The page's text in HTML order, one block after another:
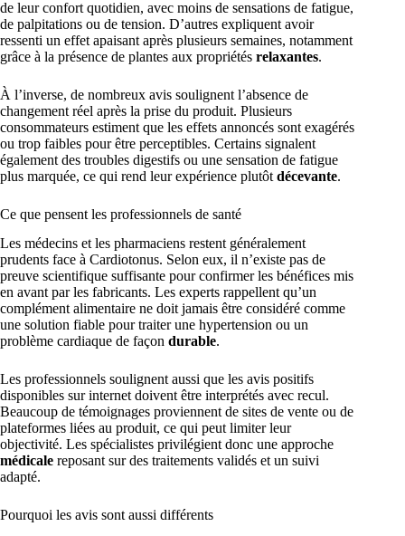
de leur confort quotidien, avec moins de sensations de fatigue,
de palpitations ou de tension. D’autres expliquent avoir
ressenti un effet apaisant après plusieurs semaines, notamment
grâce à la présence de plantes aux propriétés relaxantes.
À l’inverse, de nombreux avis soulignent l’absence de
changement réel après la prise du produit. Plusieurs
consommateurs estiment que les effets annoncés sont exagérés
ou trop faibles pour être perceptibles. Certains signalent
également des troubles digestifs ou une sensation de fatigue
plus marquée, ce qui rend leur expérience plutôt décevante.
Ce que pensent les professionnels de santé
Les médecins et les pharmaciens restent généralement
prudents face à Cardiotonus. Selon eux, il n’existe pas de
preuve scientifique suffisante pour confirmer les bénéfices mis
en avant par les fabricants. Les experts rappellent qu’un
complément alimentaire ne doit jamais être considéré comme
une solution fiable pour traiter une hypertension ou un
problème cardiaque de façon durable.
Les professionnels soulignent aussi que les avis positifs
disponibles sur internet doivent être interprétés avec recul.
Beaucoup de témoignages proviennent de sites de vente ou de
plateformes liées au produit, ce qui peut limiter leur
objectivité. Les spécialistes privilégient donc une approche
médicale reposant sur des traitements validés et un suivi
adapté.
Pourquoi les avis sont aussi différents